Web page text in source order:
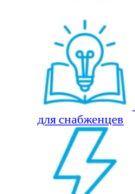
для снабженцев